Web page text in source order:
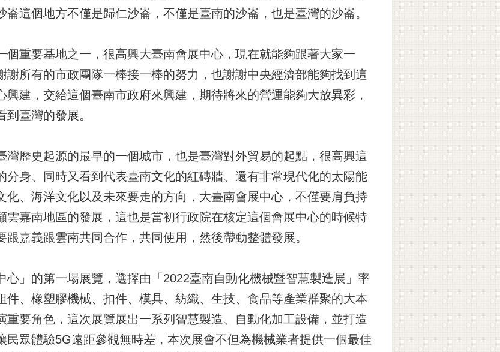
這個地方不僅是歸仁沙崙，不僅是臺南的沙崙，也是臺灣的沙崙。
個重要基地之一，很高興大臺南會展中心，現在就能夠跟著大家一
謝所有的市政團隊一棒接一棒的努力，也謝謝中央經濟部能夠找到這
建，交給這個臺南市政府來興建，期待將來的營運能夠大放異彩，
臺灣的發展。
歷史起源的最早的一個城市，也是臺灣對外貿易的起點，很高興這
分身、同時又看到代表臺南文化的紅磚牆、還有非常現代化的太陽能
化、海洋文化以及未來要走的方向，大臺南會展中心，不僅要肩負持
雲嘉南地區的發展，這也是當初行政院在核定這個會展中心的時候特
嘉義跟雲南共同合作，共同使用，然後帶動整體發展。
心」的第一場展覽，選擇由「2022臺南自動化機械暨智慧製造展」率
件、橡塑膠機械、扣件、模具、紡織、生技、食品等產業群聚的大本
重要角色，這次展覽展出一系列智慧製造、自動化加工設備，並打造
民眾體驗5G遠距參觀無時差，本次展會不但為機械業者提供一個最佳